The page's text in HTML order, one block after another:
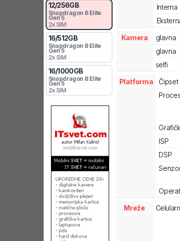
12/256GB
Snapdragon 8 Elite
Gen 5
2x SIM
16/512GB
Snapdragon 8 Elite
Gen 5
2x SIM
16/1000GB
Snapdragon 8 Elite
Gen 5
2x SIM
Interna
Kamera glavna
glavna
selfi
Platforma Čipset
ISP
DSP
Mreže